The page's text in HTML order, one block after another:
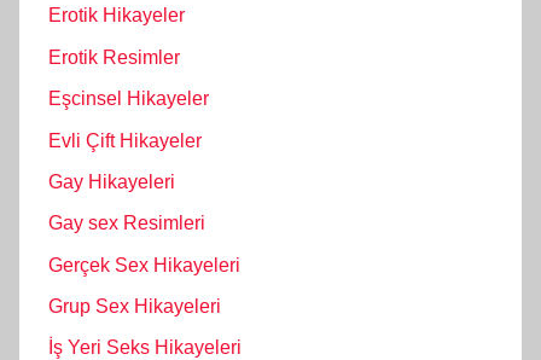
Erotik Hikayeler
Erotik Resimler
Eşcinsel Hikayeler
Evli Çift Hikayeler
Gay Hikayeleri
Gay sex Resimleri
Gerçek Sex Hikayeleri
Grup Sex Hikayeleri
İş Yeri Seks Hikayeleri